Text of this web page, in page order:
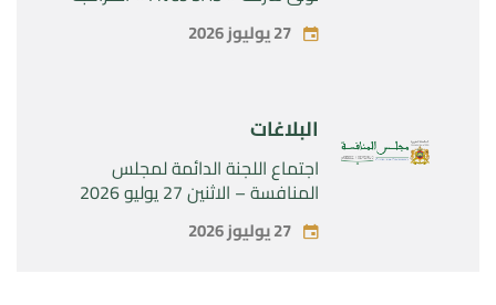
SAS »27 يوليوز 2026
البلاغات
اجتماع اللجنة الدائمة لمجلس
المنافسة – الاثنين 27 يوليو 2026
27 يوليوز 2026